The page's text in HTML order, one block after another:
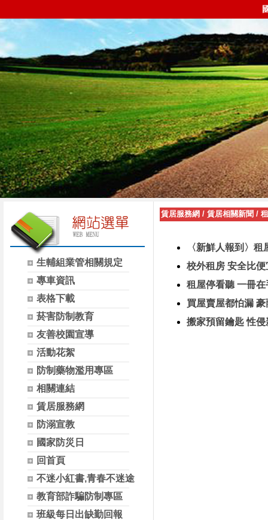
生輔組業管相關規定
專車資訊
表格下載
菸害防制教育
友善校園宣導
活動花絮
防制藥物濫用專區
相關連結
賃居服務網
防溺宣教
國家防災日
回首頁
不迷小紅書,青春不迷途
教育部詐騙防制專區
班級每日出缺勤回報
賃居服務網 / 賃居相關新聞 /
〈新鮮人報到〉
校外租房 安全比便
租屋停看聽 一冊
買屋賣屋都怕漏
搬家預留鑰匙 性侵